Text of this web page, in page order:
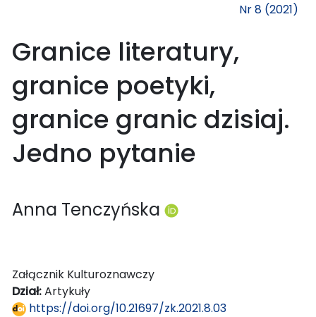
Nr 8 (2021)
Granice literatury,
granice poetyki,
granice granic dzisiaj.
Jedno pytanie
Anna Tenczyńska
Załącznik Kulturoznawczy
Dział:Artykuły
https://doi.org/10.21697/zk.2021.8.03